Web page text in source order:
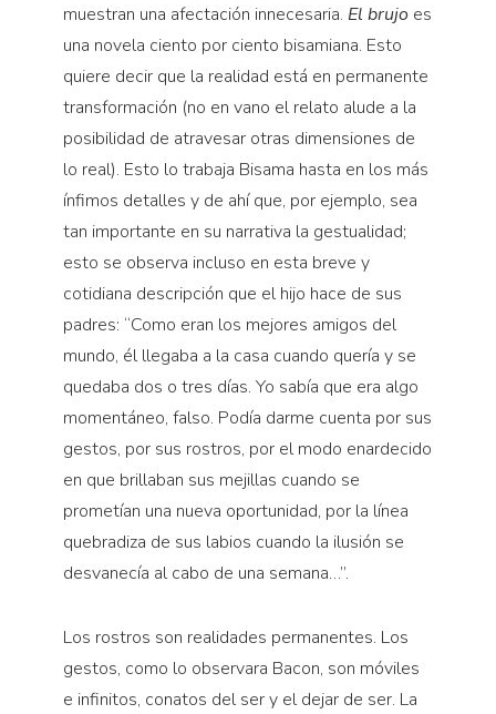
muestran una afectación innecesaria. El brujo es
una novela ciento por ciento bisamiana. Esto
quiere decir que la realidad está en permanente
transformación (no en vano el relato alude a la
posibilidad de atravesar otras dimensiones de
lo real). Esto lo trabaja Bisama hasta en los más
ínfimos detalles y de ahí que, por ejemplo, sea
tan importante en su narrativa la gestualidad;
esto se observa incluso en esta breve y
cotidiana descripción que el hijo hace de sus
padres: “Como eran los mejores amigos del
mundo, él llegaba a la casa cuando quería y se
quedaba dos o tres días. Yo sabía que era algo
momentáneo, falso. Podía darme cuenta por sus
gestos, por sus rostros, por el modo enardecido
en que brillaban sus mejillas cuando se
prometían una nueva oportunidad, por la línea
quebradiza de sus labios cuando la ilusión se
desvanecía al cabo de una semana…”.
Los rostros son realidades permanentes. Los
gestos, como lo observara Bacon, son móviles
e infinitos, conatos del ser y el dejar de ser. La